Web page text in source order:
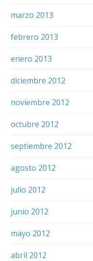
marzo 2013
febrero 2013
enero 2013
diciembre 2012
noviembre 2012
octubre 2012
septiembre 2012
agosto 2012
julio 2012
junio 2012
mayo 2012
abril 2012